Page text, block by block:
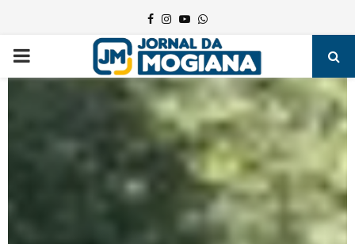
Facebook
Instagram
YoutubeWhatsapp
PRIMARY